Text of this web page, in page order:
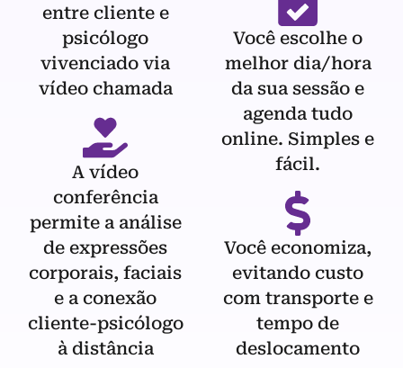
entre cliente e
psicólogo
vivenciado via
vídeo chamada
A vídeo
conferência
permite a análise
de expressões
corporais, faciais
e a conexão
cliente-psicólogo
à distância
Você escolhe o
melhor dia/hora
da sua sessão e
agenda tudo
online. Simples e
fácil.
Você economiza,
evitando custo
com transporte e
tempo de
deslocamento